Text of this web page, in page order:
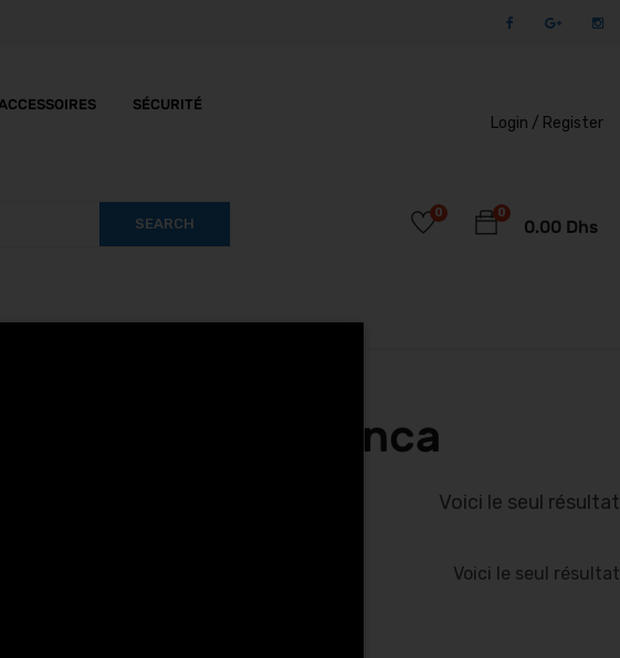
SÉCURITÉ
Login / Register
SEARCH
0
0.00 Dhs
0
bleu a Casablanca
Voici le seul résultat
Voici le seul résultat